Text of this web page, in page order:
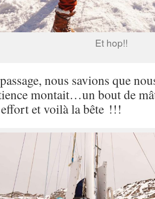
Et hop!!
nous savions que
montait…un bout de
et voilà la bête !!!